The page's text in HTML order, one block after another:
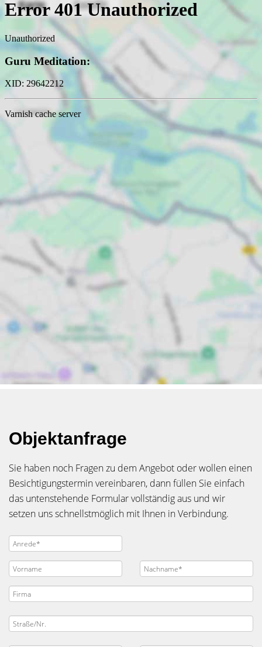
Objektanfrage
Sie haben noch Fragen zu dem Angebot oder wollen einen
Besichtigungstermin vereinbaren, dann füllen Sie einfach
das untenstehende Formular vollständig aus und wir
setzen uns schnellstmöglich mit Ihnen in Verbindung.